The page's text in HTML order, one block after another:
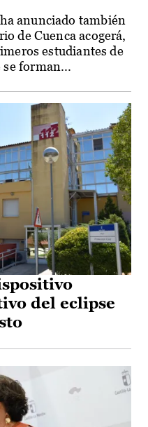
anunciado también
de Cuenca acogerá,
estudiantes de
forman...
del eclipse